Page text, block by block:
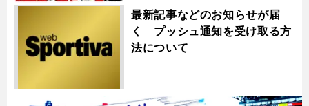
最新記事などのお知らせが届
く プッシュ通知を受け取る方
法について